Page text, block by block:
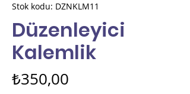
Stok kodu: DZNKLM11
Düzenleyici
Kalemlik
₺350,00